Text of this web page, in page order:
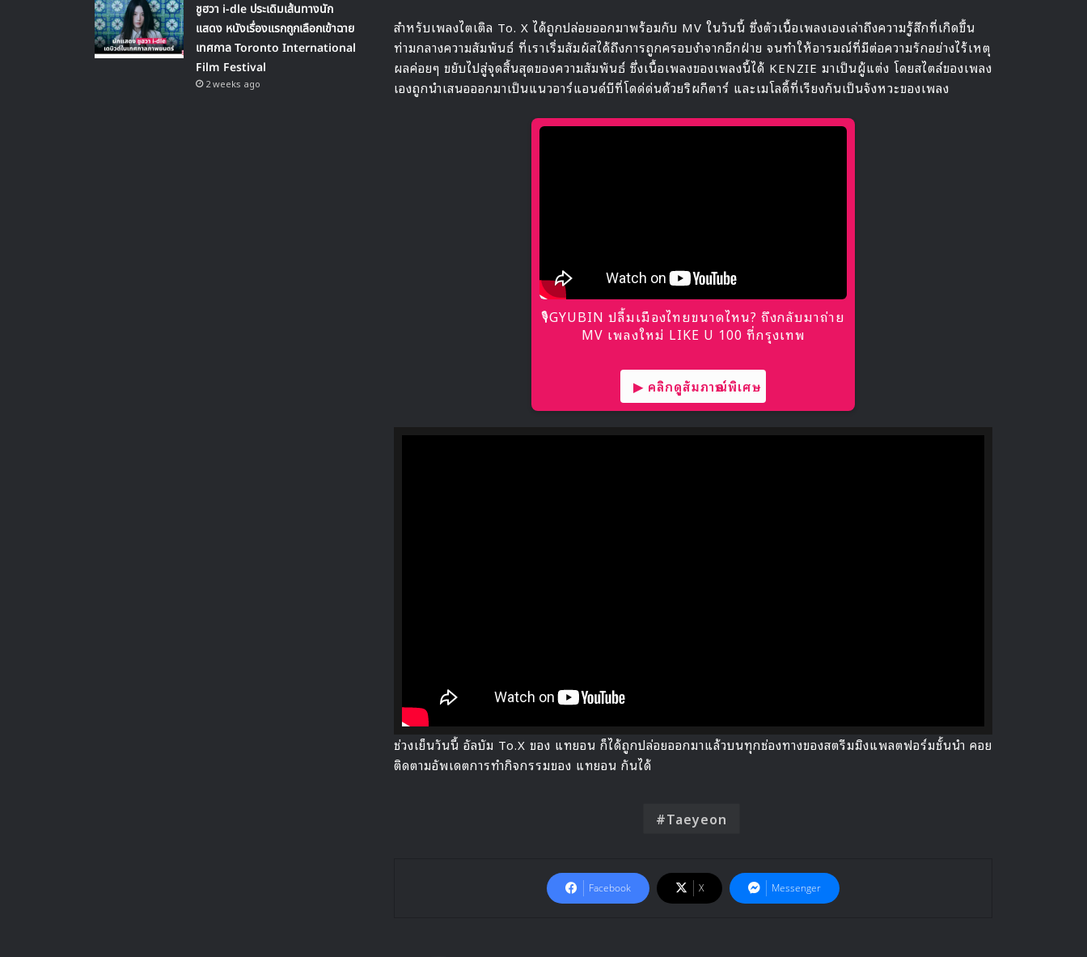
สำหรับเพลงไตเติล To. X ได้ถูกปล่อยออกมาพร้อมกับ MV ในวันนี้ ซึ่งตัวเนื้อเพลงเองเล่าถึงความรู้สึกที่เกิดขึ้น
ท่ามกลางความสัมพันธ์ ที่เราเริ่มสัมผัสได้ถึงการถูกครอบงำจากอีกฝ่าย จนทำให้อารมณ์ที่มีต่อความรักอย่างไร้เหตุ
ผลค่อยๆ ขยับไปสู่จุดสิ้นสุดของความสัมพันธ์ ซึ่งเนื้อเพลงของเพลงนี้ได้ KENZIE มาเป็นผู้แต่ง โดยสไตล์ของเพลง
เองถูกนำเสนอออกมาเป็นแนวอาร์แอนด์บีที่โดด่ด่นด้วยริผกีตาร์ และเมโลดี้ที่เรียงกันเป็นจังหวะของเพลง
🎙GYUBIN ปลื้มเมืองไทยขนาดไหน? ถึงกลับมาถ่าย
MV เพลงใหม่ LIKE U 100 ที่กรุงเทพ
▶ คลิกดูสัมภาษณ์พิเศษ
ช่วงเย็นวันนี้ อัลบัม To.X ของ แทยอน ก็ได้ถูกปล่อยออกมาแล้วบนทุกช่องทางของสตรีมมิงแพลตฟอร์มชั้นนำ คอย
ติดตามอัพเดตการทำกิจกรรมของ แทยอน กันได้
Taeyeon
Facebook X Messenger
ชูฮวา i-dle ประเดิมเส้นทางนัก
แสดง หนังเรื่องแรกถูกเลือกเข้าฉาย
เทศกาล Toronto International
Film Festival
2 weeks ago